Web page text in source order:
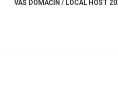
VAŠ DOMAĆIN / LOCAL HOST